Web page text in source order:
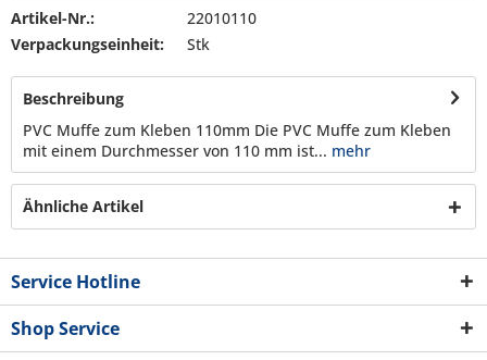
Artikel-Nr.:
22010110
Verpackungseinheit:
Stk
Beschreibung
PVC Muffe zum Kleben 110mm Die PVC Muffe zum Kleben
mit einem Durchmesser von 110 mm ist... mehr
Ähnliche Artikel
Service Hotline
Shop Service